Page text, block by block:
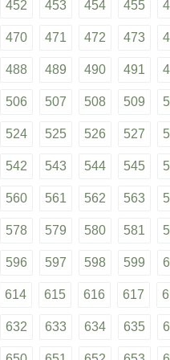
452 453 454 455
470 471 472 473
488 489 490 491
506 507 508 509
524 525 526 527
542 543 544 545
560 561 562 563
578 579 580 581
596 597 598 599
614 615 616 617
632 633 634 635